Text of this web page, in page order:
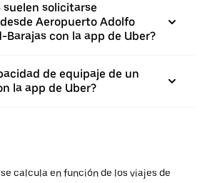
suelen solicitarse
Aeropuerto Adolfo
Barajas con la app de Uber?
de equipaje de un
la app de Uber?
calcula en función de los viajes de